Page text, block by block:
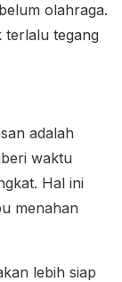
olahraga.
terlalu tegang
adalah
waktu
Hal ini
menahan
lebih siap